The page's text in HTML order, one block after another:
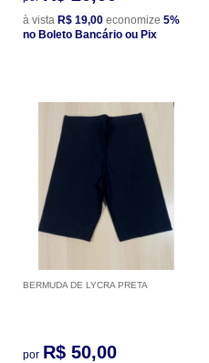
à vista R$ 19,00 economize 5%
no Boleto Bancário ou Pix
BERMUDA DE LYCRA PRETA
por R$ 50,00